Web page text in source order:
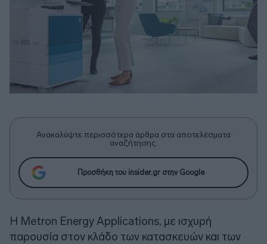
Ανακαλύψτε περισσότερα άρθρα στα αποτελέσματα
αναζήτησης.
Προσθήκη του insider.gr στην Google
Η Metron Energy Applications, με ισχυρή
παρουσία στον κλάδο των κατασκευών και των